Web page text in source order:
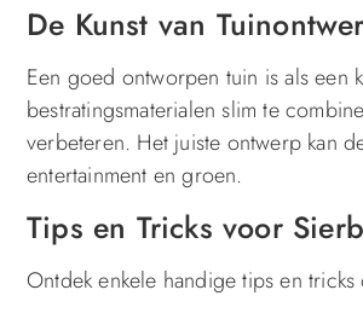
De Kunst van
Een goed ontworpen tuin is als
bestratingsmaterialen slim te
verbeteren. Het juiste ontwerp kan
entertainment en groen.
Tips en Tricks voor
Ontdek enkele handige tips en